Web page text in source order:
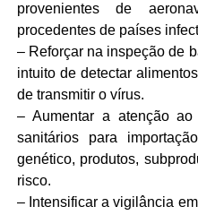
provenientes de
procedentes de países
– Reforçar na inspeção de
intuito de detectar
de transmitir o vírus.
– Aumentar a atenção ao
sanitários para
genético, produtos,
risco.
– Intensificar a vigilância